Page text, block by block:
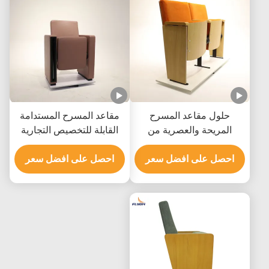
حلول مقاعد المسرح
المريحة والعصرية من
الشركة المصنعة الأصلية /
الشركة المصممة الأصلية
للأحداث الداخلية
احصل على افضل سعر
مقاعد المسرح المستدامة
القابلة للتخصيص التجارية
ومقاعد القاعة مع ألواح
الممر
احصل على افضل سعر